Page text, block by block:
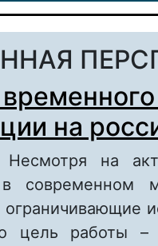
на
на
современном
цель работы –